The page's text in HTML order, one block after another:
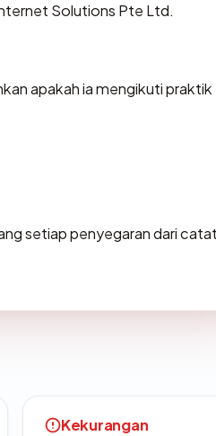
Solutions Pte Ltd.
apakah ia mengikuti praktik
setiap penyegaran dari
Kekurangan